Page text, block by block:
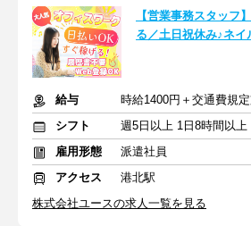
【営業事務スタッフ
る／土日祝休み♪ネイ
給与
時給1400円＋交通費規
シフト
週5日以上 1日8時間以上
雇用形態
派遣社員
アクセス
港北駅
株式会社ユースの求人一覧を見る